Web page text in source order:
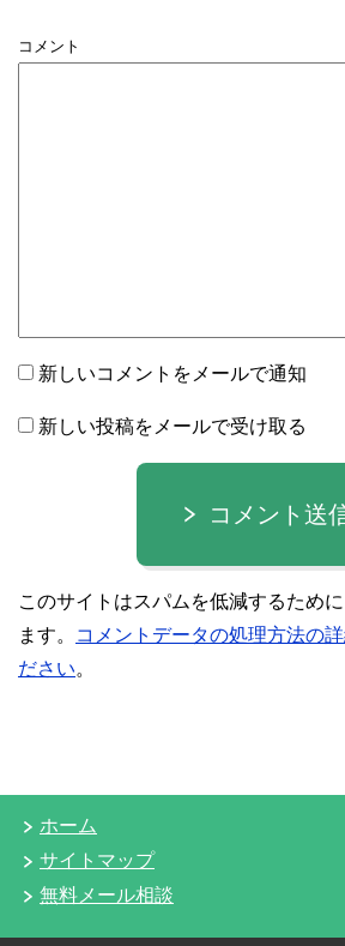
コメント
新しいコメントをメールで通知
新しい投稿をメールで受け取る
コメント送
このサイトはスパムを低減するため
ます。
コメントデータの処理方法の
ださい。
ホーム
サイトマップ
無料メール相談